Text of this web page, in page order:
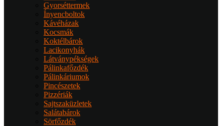
Gyorséttermek
Ínyencboltok
Kávéházak
Kocsmák
Koktélbárok
Lacikonyhák
Látványpékségek
Pálinkafőzdék
Pálinkáriumok
Pincészetek
Pizzériák
Sajtszaküzletek
Salátabárok
Sörfőzdék